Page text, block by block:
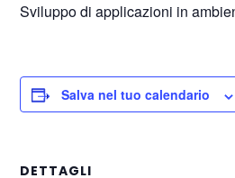
Sviluppo di applicazioni in
Salva nel tuo calendario
DETTAGLI